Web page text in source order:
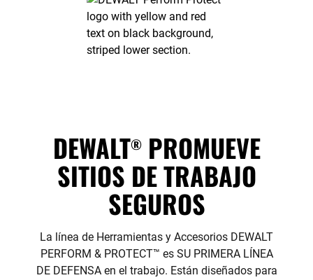
DEWALT®PROMUEVE
SITIOS DE TRABAJO
SEGUROS
La línea de Herramientas y Accesorios DEWALT
PERFORM & PROTECT™ es SU PRIMERA LÍNEA
DE DEFENSA en el trabajo. Están diseñados para